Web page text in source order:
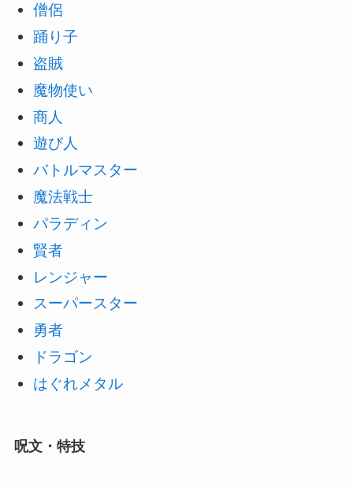
僧侶
踊り子
盗賊
魔物使い
商人
遊び人
バトルマスター
魔法戦士
パラディン
賢者
レンジャー
スーパースター
勇者
ドラゴン
はぐれメタル
呪文・特技